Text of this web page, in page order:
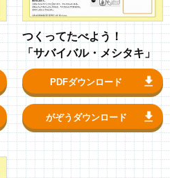
つくってたべよう！
「サバイバル・メシタキ」
PDFダウンロード
がぞうダウンロード